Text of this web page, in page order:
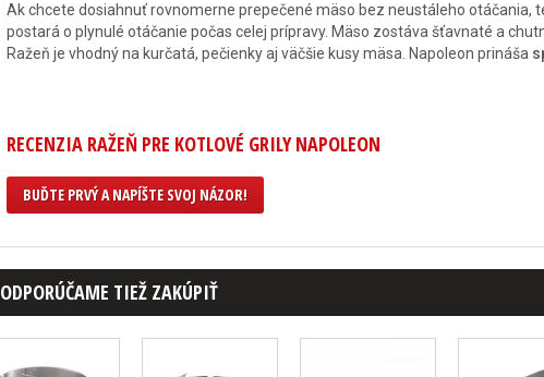
Ak chcete dosiahnuť rovnomerne prepečené mäso bez neustáleho otáčania,
postará o plynulé otáčanie počas celej prípravy. Mäso zostáva šťavnaté a
Ražeň je vhodný na kurčatá, pečienky aj väčšie kusy mäsa. Napoleon prináša
RECENZIA RAŽEŇ PRE KOTLOVÉ GRILY NAPOLEON
BUĎTE PRVÝ A NAPÍŠTE SVOJ NÁZOR!
ODPORÚČAME TIEŽ ZAKÚPIŤ